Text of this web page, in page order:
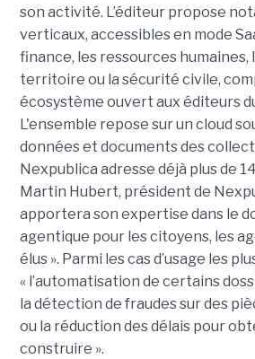
son activité. L’éditeur propose
verticaux, accessibles en mode
finance, les ressources humaines,
territoire ou la sécurité civile,
écosystème ouvert aux éditeurs
L'ensemble repose sur un cloud
données et documents des
Nexpublica adresse déjà plus de
Martin Hubert, président de
apportera son expertise dans le
agentique pour les citoyens, les
élus ». Parmi les cas d’usage les
« l’automatisation de certains
la détection de fraudes sur des
ou la réduction des délais pour
construire ».